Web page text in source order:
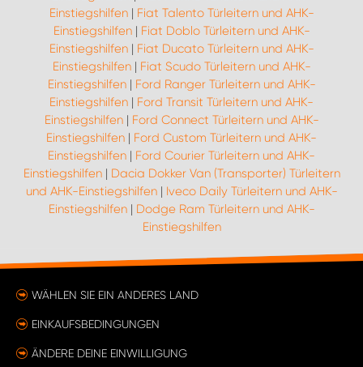
Einstiegshilfen| Fiat Talento Türleitern und AHK-
Einstiegshilfen| Fiat Doblo Türleitern und AHK-
Einstiegshilfen| Fiat Ducato Türleitern und AHK-
Einstiegshilfen| Fiat Scudo Türleitern und AHK-
Einstiegshilfen| Ford Ranger Türleitern und AHK-
Einstiegshilfen | Ford Transit Türleitern und AHK-
Einstiegshilfen| Ford Connect Türleitern und AHK-
Einstiegshilfen | Ford Custom Türleitern und AHK-
Einstiegshilfen | Ford Courier Türleitern und AHK-
Einstiegshilfen| Dacia Dokker Van (Transporter) Türleitern
und AHK-Einstiegshilfen| Iveco Daily Türleitern und AHK-
Einstiegshilfen| Dodge Ram Türleitern und AHK-
Einstiegshilfen
WÄHLEN SIE EIN ANDERES LAND
EINKAUFSBEDINGUNGEN
ÄNDERE DEINE EINWILLIGUNG